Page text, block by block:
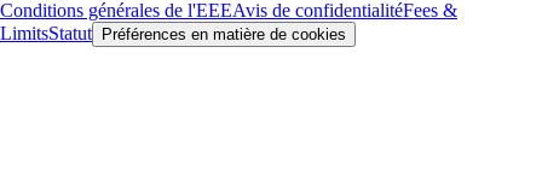
Conditions générales de l'EEEAvis de confidentialitéFees &
LimitsStatut Préférences en matière de cookies